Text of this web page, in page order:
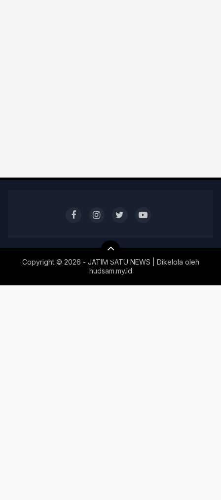
Copyright © 2026 - JATIM SATU NEWS | Dikelola oleh
hudsam.my.id